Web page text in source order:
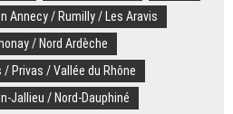
150
personnes
relogées…
Le
feu
ravage
Annecy / Rumilly / Les Aravis
/ Nord Ardèche
/ Privas / Vallée du Rhône
Jallieu / Nord-Dauphiné